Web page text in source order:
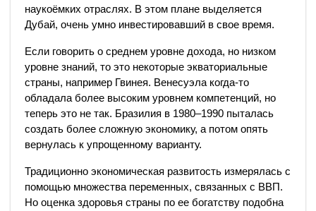
наукоёмких отраслях. В этом плане выделяется
Дубай, очень умно инвестировавший в свое время.
Если говорить о среднем уровне дохода, но низком
уровне знаний, то это некоторые экваториальные
страны, например Гвинея. Венесуэла когда-то
обладала более высоким уровнем компетенций, но
теперь это не так. Бразилия в 1980–1990 пыталась
создать более сложную экономику, а потом опять
вернулась к упрощенному варианту.
Традиционно экономическая развитость измерялась с
помощью множества переменных, связанных с ВВП.
Но оценка здоровья страны по ее богатству подобна